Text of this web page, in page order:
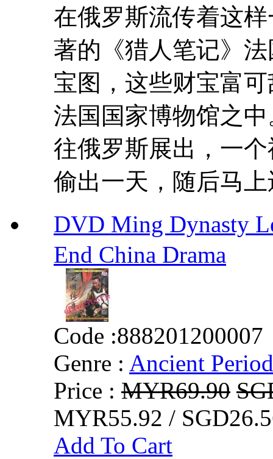
在俄罗斯流传着这
著的《猎人笔记》
宝图，这些财宝富
法国国家博物馆之
往俄罗斯展出，一
偷出一天，随后马
DVD Ming Dynasty
End China Drama
Code :888201200007
Genre : Ancient Period
Price : MYR69.90
MYR55.92 /
Add To Cart